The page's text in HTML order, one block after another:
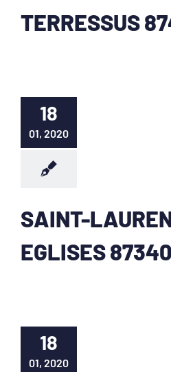
TERRESSUS
18
01, 2020
SAINT-
EGLISES 87340
18
01, 2020